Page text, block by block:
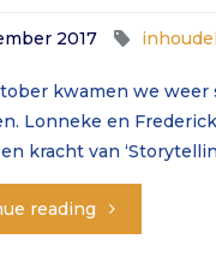
drijfveren
november
2017
kwamen we
Lonneke en
kracht van
reading"Storytelling